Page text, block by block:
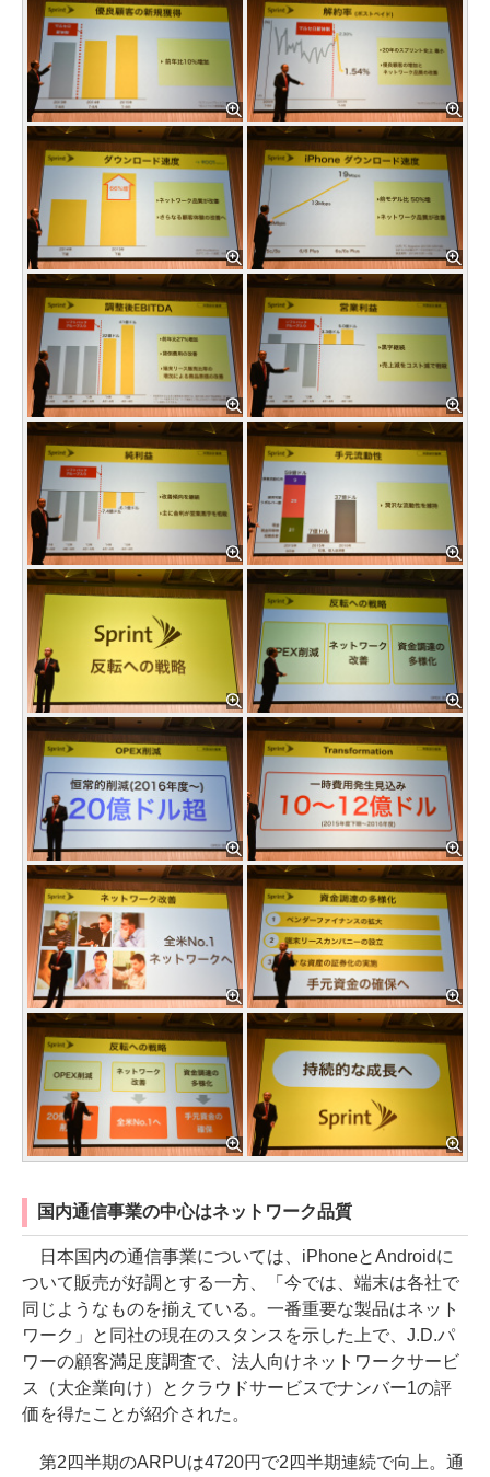
国内通信事業の中心はネットワーク品質
日本国内の通信事業については、iPhoneとAndroidに
ついて販売が好調とする一方、「今では、端末は各社で
同じようなものを揃えている。一番重要な製品はネット
ワーク」と同社の現在のスタンスを示した上で、J.D.パ
ワーの顧客満足度調査で、法人向けネットワークサービ
ス（大企業向け）とクラウドサービスでナンバー1の評
価を得たことが紹介された。
第2四半期のARPUは4720円で2四半期連続で向上。通